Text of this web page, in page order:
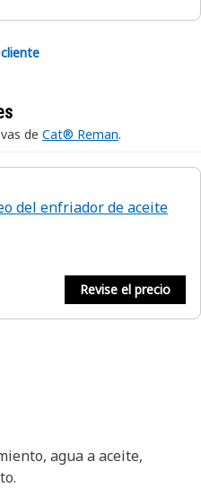
de Cat® Reman.
del enfriador de aceite
Revise el precio
agua a aceite,